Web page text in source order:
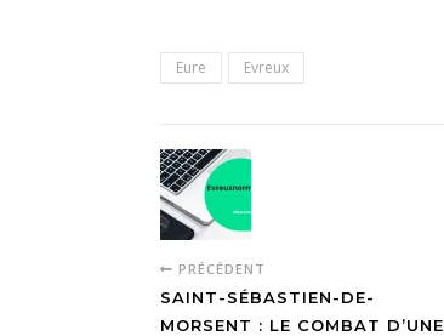
Eure Evreux
PRÉCÉDENT
SAINT-SÉBASTIEN-DE-
MORSENT : LE COMBAT D’UNE